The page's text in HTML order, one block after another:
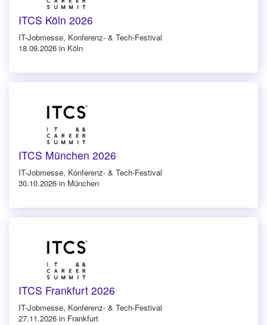
ITCS Köln 2026
IT-Jobmesse, Konferenz- & Tech-Festival
18.09.2026 in Köln
ITCS München 2026
IT-Jobmesse, Konferenz- & Tech-Festival
30.10.2026 in München
ITCS Frankfurt 2026
IT-Jobmesse, Konferenz- & Tech-Festival
27.11.2026 in Frankfurt